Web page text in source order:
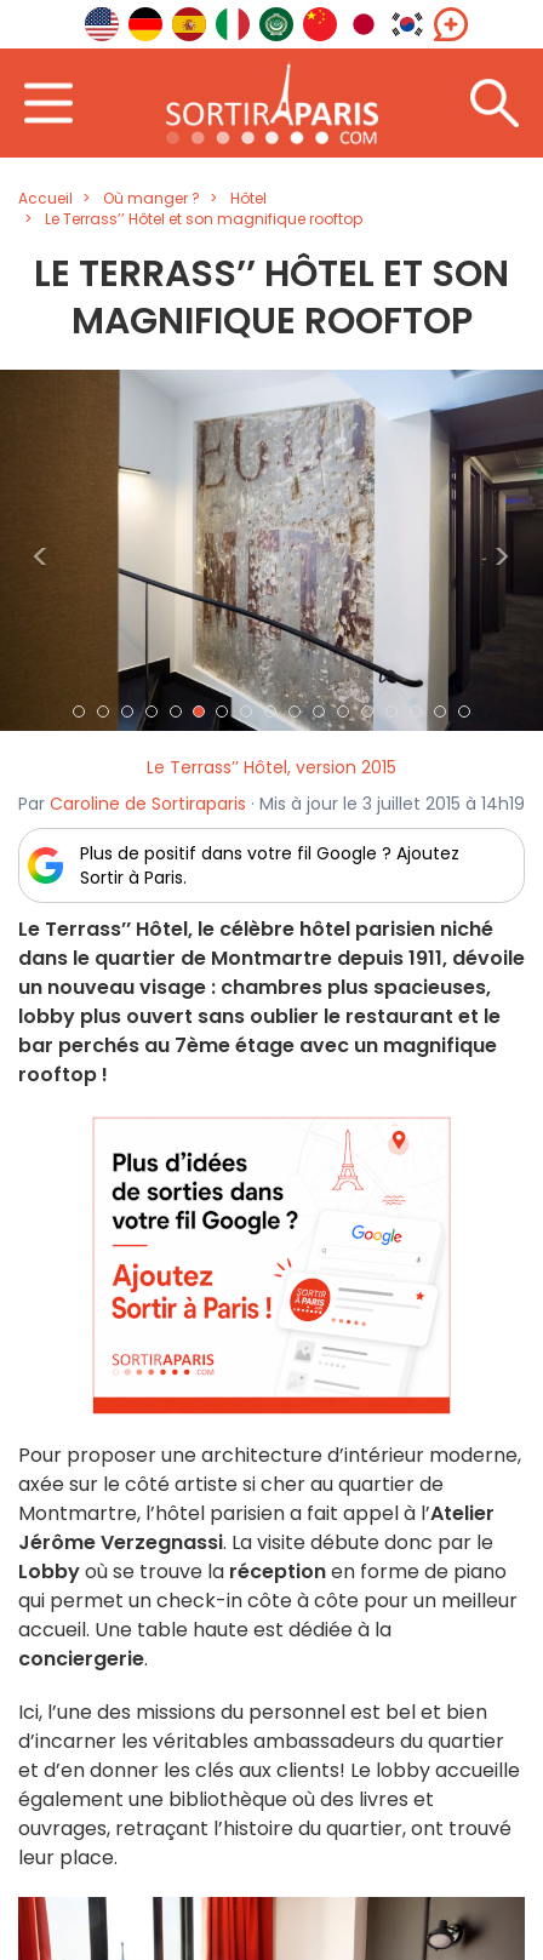
Accueil Où manger ?
Hôtel
Le Terrass’’ Hôtel et son magnifique rooftop
LE TERRASS’’ HÔTEL ET SON
MAGNIFIQUE ROOFTOP
< >
Le Terrass’’ Hôtel, version 2015
Par Caroline de Sortiraparis · Mis à jour le 3 juillet 2015 à 14h19
Plus de positif dans votre fil Google ? Ajoutez
Sortir à Paris.
Le Terrass’’ Hôtel, le célèbre hôtel parisien niché
dans le quartier de Montmartre depuis 1911, dévoile
un nouveau visage : chambres plus spacieuses,
lobby plus ouvert sans oublier le restaurant et le
bar perchés au 7ème étage avec un magnifique
rooftop !
Pour proposer une architecture d’intérieur moderne,
axée sur le côté artiste si cher au quartier de
Montmartre, l’hôtel parisien a fait appel à l’Atelier
Jérôme Verzegnassi. La visite débute donc par le
Lobbyoù se trouve la réceptionen forme de piano
qui permet un check-in côte à côte pour un meilleur
accueil. Une table haute est dédiée à la
conciergerie.
Ici, l’une des missions du personnel est bel et bien
d’incarner les véritables ambassadeurs du quartier
et d’en donner les clés aux clients! Le lobby accueille
également une bibliothèque où des livres et
ouvrages, retraçant l’histoire du quartier, ont trouvé
leur place.